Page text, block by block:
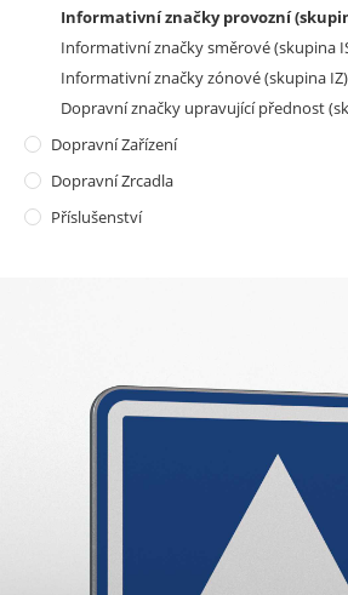
Informativní značky provozní
Informativní značky směrové (skupina
Informativní značky zónové (skupina IZ)
Dopravní značky upravující přednost
Dopravní Zařízení
Dopravní Zrcadla
Příslušenství